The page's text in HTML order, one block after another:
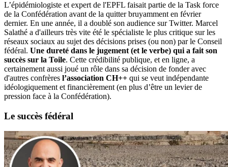
L’épidémiologiste et expert de l'EPFL faisait partie de la Task force
de la Confédération avant de la quitter bruyamment en février
dernier. En une année, il a doublé son audience sur Twitter. Marcel
Salathé a d'ailleurs très vite été le spécialiste le plus critique sur les
réseaux sociaux au sujet des décisions prises (ou non) par le Conseil
fédéral. Une dureté dans le jugement (et le verbe) qui a fait son
succès sur la Toile. Cette crédibilité publique, et en ligne, a
certainement aussi joué un rôle dans sa décision de fonder avec
d'autres confrères l’association CH++ qui se veut indépendante
idéologiquement et financièrement (en plus d’être un levier de
pression face à la Confédération).
Le succès fédéral